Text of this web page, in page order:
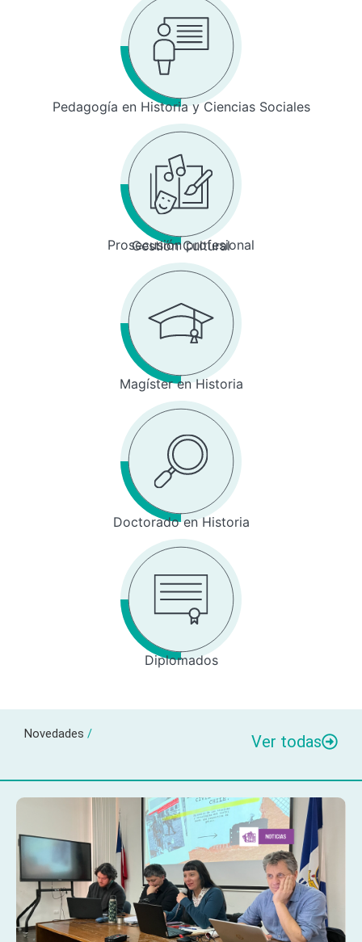
Pedagogía en Historia y Ciencias Sociales
Prosecusión profesional
Gestión Cultural
Magíster en Historia
Doctorado en Historia
Diplomados
Novedades / Ver todas